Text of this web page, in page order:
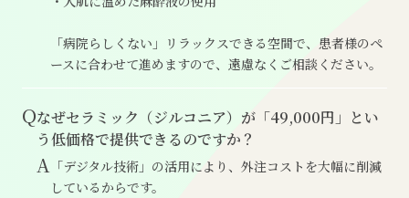
「病院らしくない」リラックスできる空間で、患者様のペ
ースに合わせて進めますので、遠慮なくご相談ください。
Qなぜセラミック（ジルコニア）が「49,000円」とい
う低価格で提供できるのですか？
A 「デジタル技術」の活用により、外注コストを大幅に削減
しているからです。